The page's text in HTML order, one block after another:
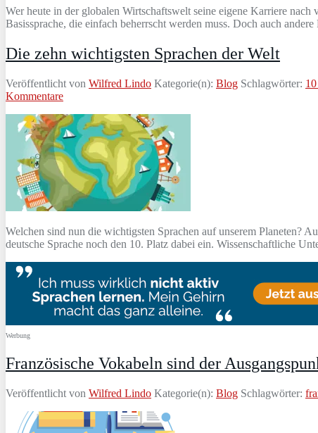
Wer heute in der globalen Wirtschaftswelt seine eigene Karriere
Basissprache, die einfach beherrscht werden muss. Doch auch
Die zehn wichtigsten Sprachen der Welt
Veröffentlicht von Wilfred Lindo Kategorie(n): Blog Schlagwörter:
Kommentare
Welchen sind nun die wichtigsten Sprachen auf unserem Planeten?
deutsche Sprache noch den 10. Platz dabei ein. Wissenschaftliche
Werbung
Französische Vokabeln sind der
Veröffentlicht von Wilfred Lindo Kategorie(n): Blog Schlagwörter: